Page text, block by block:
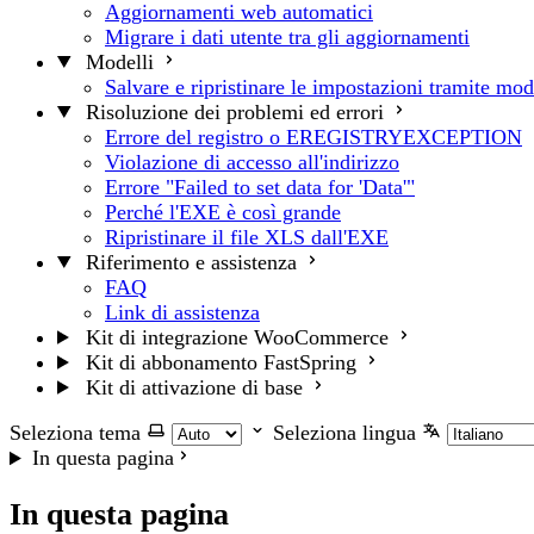
Aggiornamenti web automatici
Migrare i dati utente tra gli aggiornamenti
Modelli
Salvare e ripristinare le impostazioni tramite
Risoluzione dei problemi ed errori
Errore del registro o EREGISTRYEXCEPTION
Violazione di accesso all'indirizzo
Errore "Failed to set data for 'Data'"
Perché l'EXE è così grande
Ripristinare il file XLS dall'EXE
Riferimento e assistenza
FAQ
Link di assistenza
Kit di integrazione WooCommerce
Kit di abbonamento FastSpring
Kit di attivazione di base
Seleziona tema
Seleziona lingua
In questa pagina
In questa pagina